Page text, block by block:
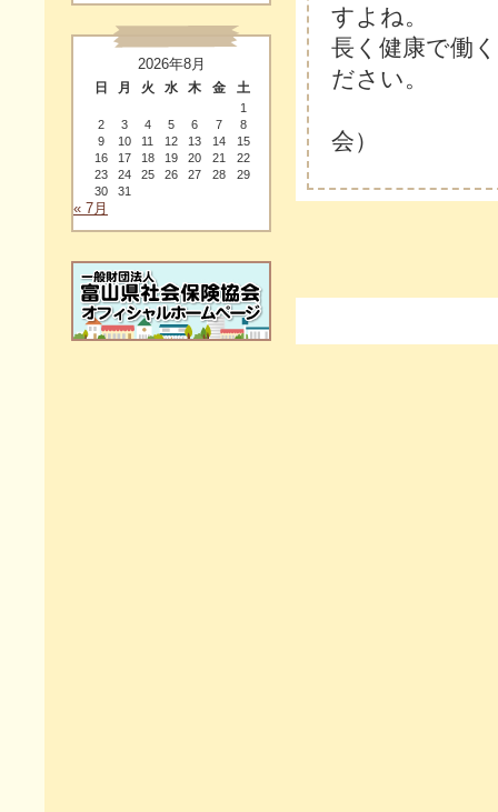
すよね。
長く健康で働
ださい。
会）
2026年8月
日 月 火 水 木 金 土
1
2
3 4 5 6 7
8
9
10 11 12 13 14
15
16
17 18 19 20 21
22
23
24 25 26 27 28
29
30
31
« 7月